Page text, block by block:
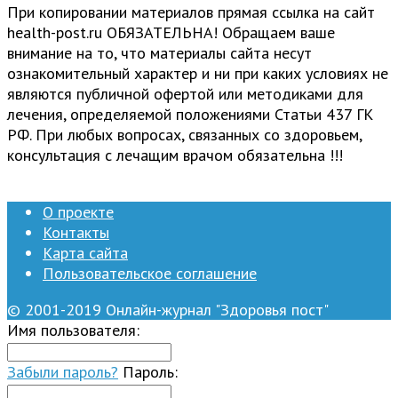
При копировании материалов прямая ссылка на сайт
health-post.ru ОБЯЗАТЕЛЬНА! Обращаем ваше
внимание на то, что материалы сайта несут
ознакомительный характер и ни при каких условиях не
являются публичной офертой или методиками для
лечения, определяемой положениями Статьи 437 ГК
РФ. При любых вопросах, связанных со здоровьем,
консультация с лечащим врачом обязательна !!!
О проекте
Контакты
Карта сайта
Пользовательское соглашение
© 2001-2019 Онлайн-журнал "Здоровья пост"
Имя пользователя:
Забыли пароль? Пароль: